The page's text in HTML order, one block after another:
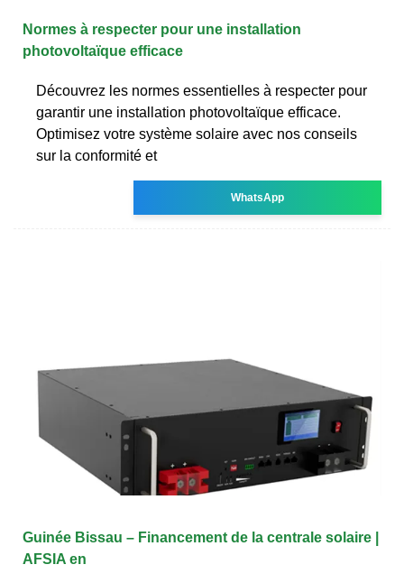
Normes à respecter pour une installation
photovoltaïque efficace
Découvrez les normes essentielles à respecter pour
garantir une installation photovoltaïque efficace.
Optimisez votre système solaire avec nos conseils
sur la conformité et
WhatsApp
Guinée Bissau – Financement de la centrale solaire |
AFSIA en